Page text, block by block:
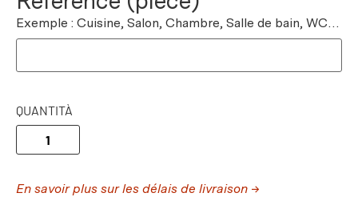
Exemple : Cuisine, Salon, Chambre, Salle de bain, WC…
QUANTITÀ
En savoir plus sur les délais de livraison →